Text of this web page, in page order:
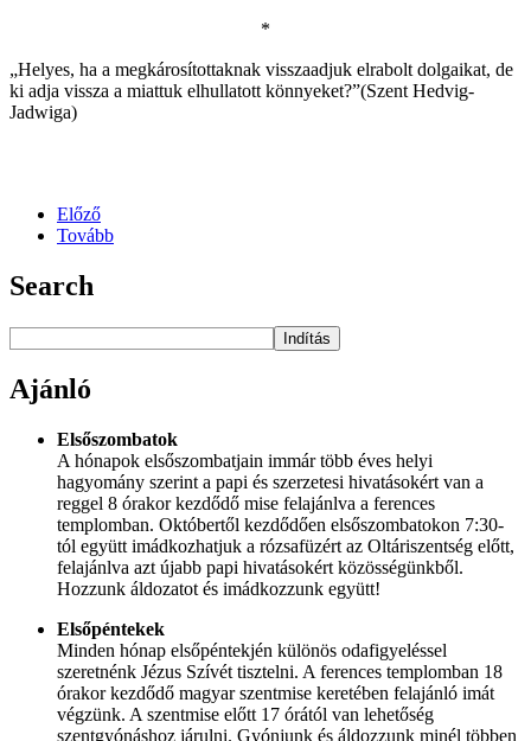
*
„Helyes, ha a megkárosítottaknak visszaadjuk elrabolt dolgaikat, de
ki adja vissza a miattuk elhullatott könnyeket?”(Szent Hedvig-
Jadwiga)
Előző
Tovább
Search
Indítás
Ajánló
Elsőszombatok
A hónapok elsőszombatjain immár több éves helyi
hagyomány szerint a papi és szerzetesi hivatásokért van a
reggel 8 órakor kezdődő mise felajánlva a ferences
templomban. Októbertől kezdődően elsőszombatokon 7:30-
tól együtt imádkozhatjuk a rózsafüzért az Oltáriszentség előtt,
felajánlva azt újabb papi hivatásokért közösségünkből.
Hozzunk áldozatot és imádkozzunk együtt!
Elsőpéntekek
Minden hónap elsőpéntekjén különös odafigyeléssel
szeretnénk Jézus Szívét tisztelni. A ferences templomban 18
órakor kezdődő magyar szentmise keretében felajánló imát
végzünk. A szentmise előtt 17 órától van lehetőség
szentgyónáshoz járulni. Gyónjunk és áldozzunk minél többen